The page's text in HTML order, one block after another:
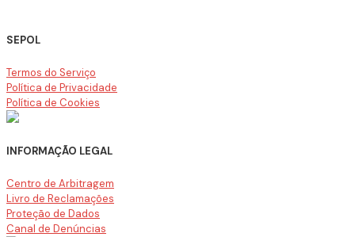
SEPOL
Termos do Serviço
Política de Privacidade
Política de Cookies
INFORMAÇÃO LEGAL
Centro de Arbitragem
Livro de Reclamações
Proteção de Dados
Canal de Denúncias